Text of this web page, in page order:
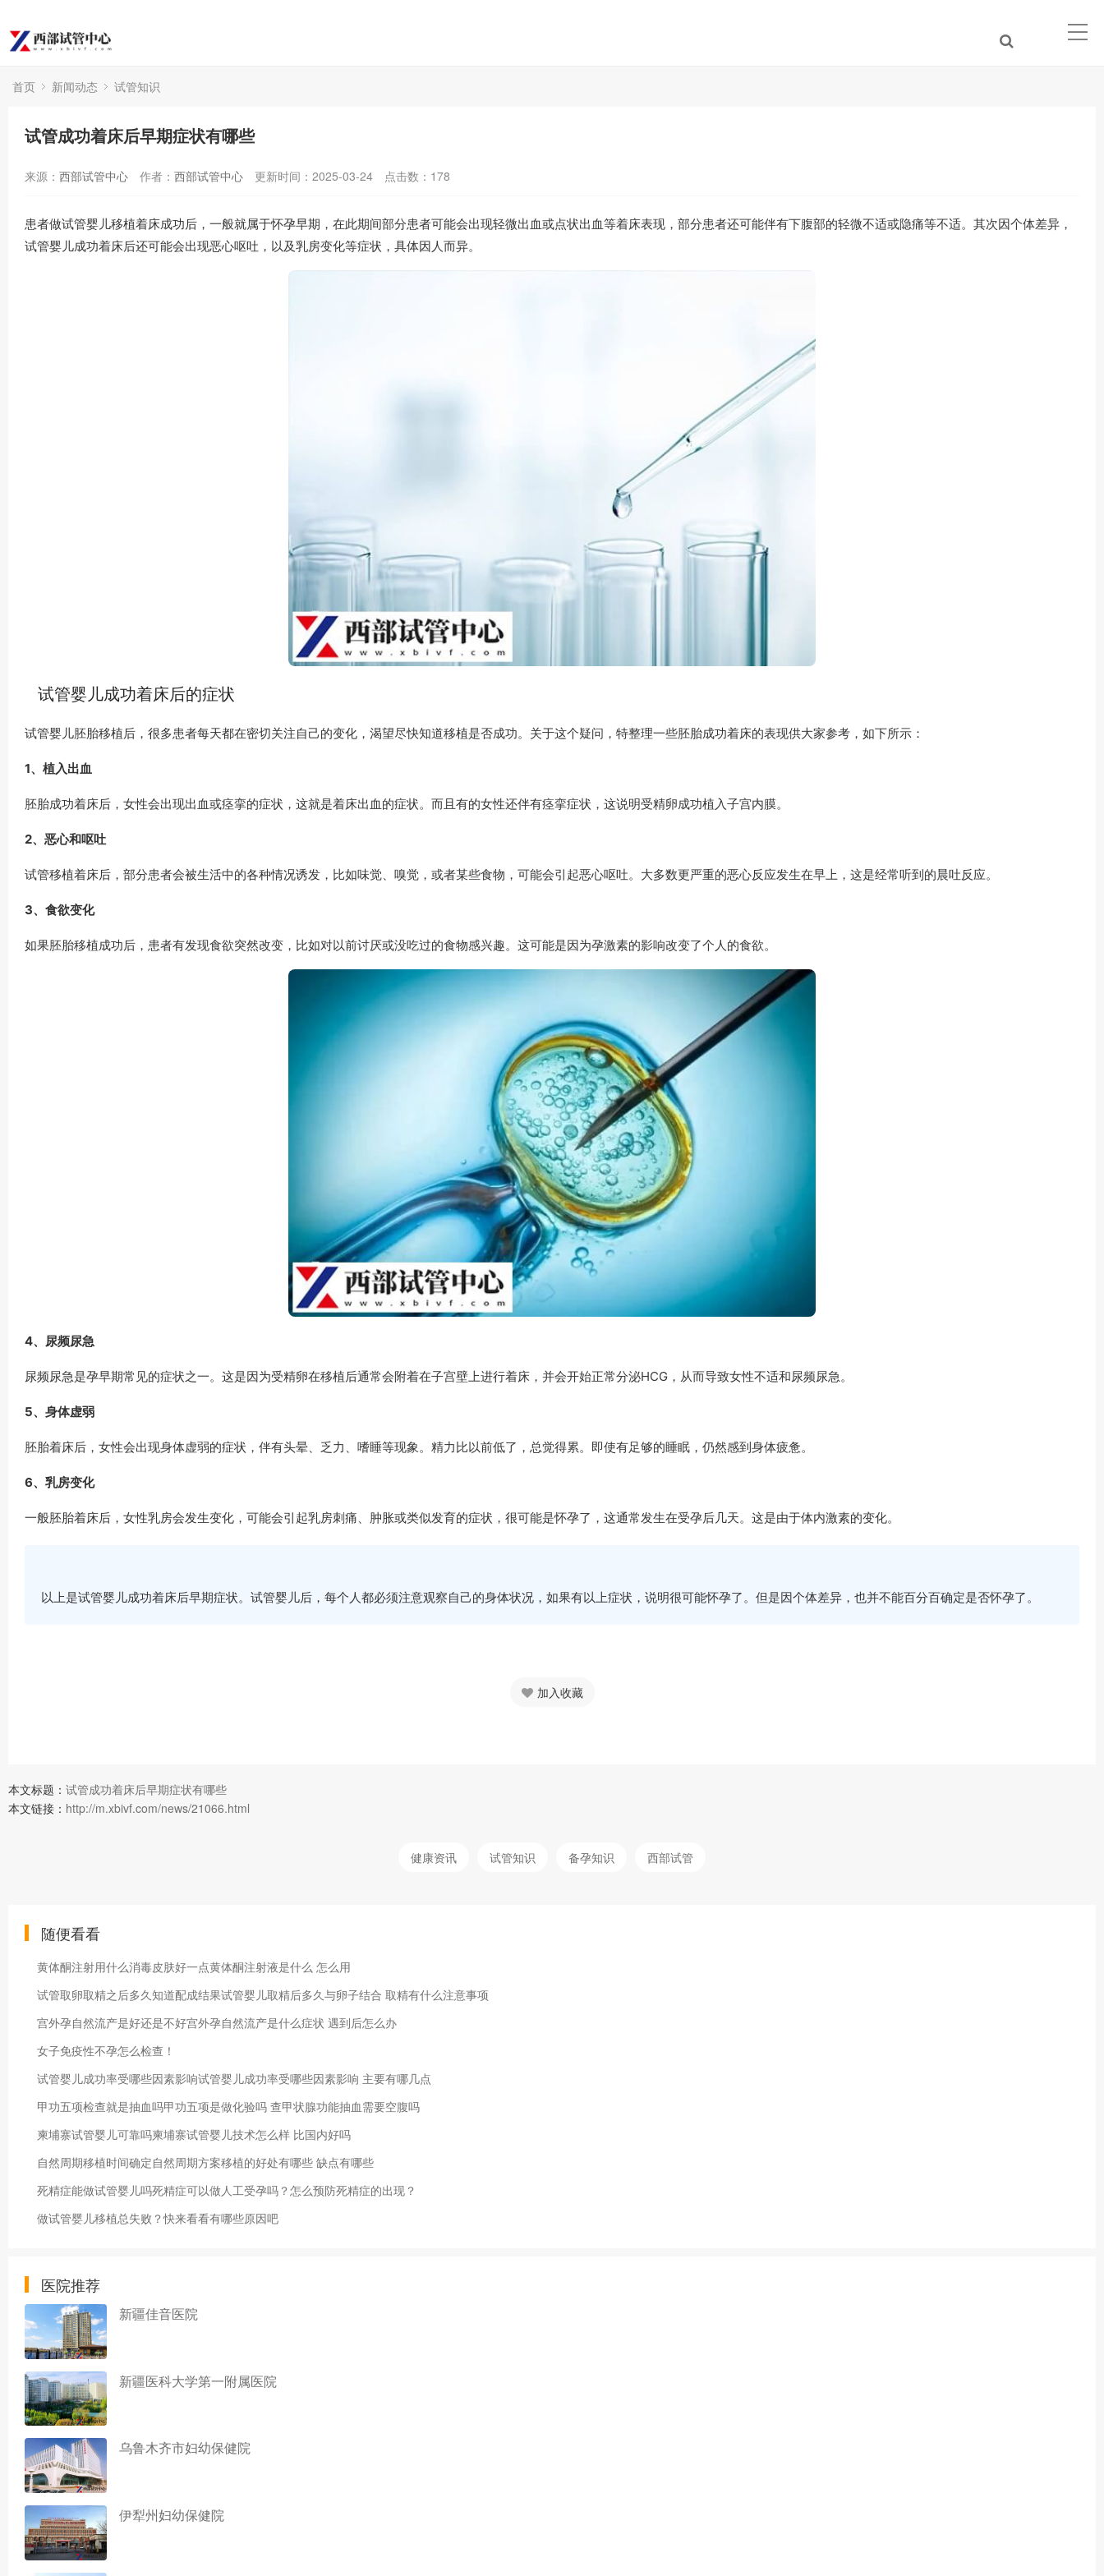
首页 新闻动态 试管知识
试管成功着床后早期症状有哪些
来源： 西部试管中心 作者： 西部试管中心 更新时间：2025-03-24 点击数： 178
患者做试管婴儿移植着床成功后，一般就属于怀孕早期，在此期间部分患者可能会出现轻微出血或点状出血等着床表现，部分患者还可能伴有下腹部的轻微不适或隐痛等不适。其次因个体差异，
试管婴儿成功着床后还可能会出现恶心呕吐，以及乳房变化等症状，具体因人而异。
试管婴儿成功着床后的症状
试管婴儿胚胎移植后，很多患者每天都在密切关注自己的变化，渴望尽快知道移植是否成功。关于这个疑问，特整理一些胚胎成功着床的表现供大家参考，如下所示：
1、植入出血
胚胎成功着床后，女性会出现出血或痉挛的症状，这就是着床出血的症状。而且有的女性还伴有痉挛症状，这说明受精卵成功植入子宫内膜。
2、恶心和呕吐
试管移植着床后，部分患者会被生活中的各种情况诱发，比如味觉、嗅觉，或者某些食物，可能会引起恶心呕吐。大多数更严重的恶心反应发生在早上，这是经常听到的晨吐反应。
3、食欲变化
如果胚胎移植成功后，患者有发现食欲突然改变，比如对以前讨厌或没吃过的食物感兴趣。这可能是因为孕激素的影响改变了个人的食欲。
4、尿频尿急
尿频尿急是孕早期常见的症状之一。这是因为受精卵在移植后通常会附着在子宫壁上进行着床，并会开始正常分泌HCG，从而导致女性不适和尿频尿急。
5、身体虚弱
胚胎着床后，女性会出现身体虚弱的症状，伴有头晕、乏力、嗜睡等现象。精力比以前低了，总觉得累。即使有足够的睡眠，仍然感到身体疲惫。
6、乳房变化
一般胚胎着床后，女性乳房会发生变化，可能会引起乳房刺痛、肿胀或类似发育的症状，很可能是怀孕了，这通常发生在受孕后几天。这是由于体内激素的变化。
以上是试管婴儿成功着床后早期症状。试管婴儿后，每个人都必须注意观察自己的身体状况，如果有以上症状，说明很可能怀孕了。但是因个体差异，也并不能百分百确定是否怀孕了。
加入收藏
本文标题： 试管成功着床后早期症状有哪些
本文链接： http://m.xbivf.com/news/21066.html
健康资讯 试管知识 备孕知识 西部试管
随便看看
黄体酮注射用什么消毒皮肤好一点黄体酮注射液是什么 怎么用
试管取卵取精之后多久知道配成结果试管婴儿取精后多久与卵子结合 取精有什么注意事项
宫外孕自然流产是好还是不好宫外孕自然流产是什么症状 遇到后怎么办
女子免疫性不孕怎么检查！
试管婴儿成功率受哪些因素影响试管婴儿成功率受哪些因素影响 主要有哪几点
甲功五项检查就是抽血吗甲功五项是做化验吗 查甲状腺功能抽血需要空腹吗
柬埔寨试管婴儿可靠吗柬埔寨试管婴儿技术怎么样 比国内好吗
自然周期移植时间确定自然周期方案移植的好处有哪些 缺点有哪些
死精症能做试管婴儿吗死精症可以做人工受孕吗？怎么预防死精症的出现？
做试管婴儿移植总失败？快来看看有哪些原因吧
医院推荐
新疆佳音医院
新疆医科大学第一附属医院
乌鲁木齐市妇幼保健院
伊犁州妇幼保健院